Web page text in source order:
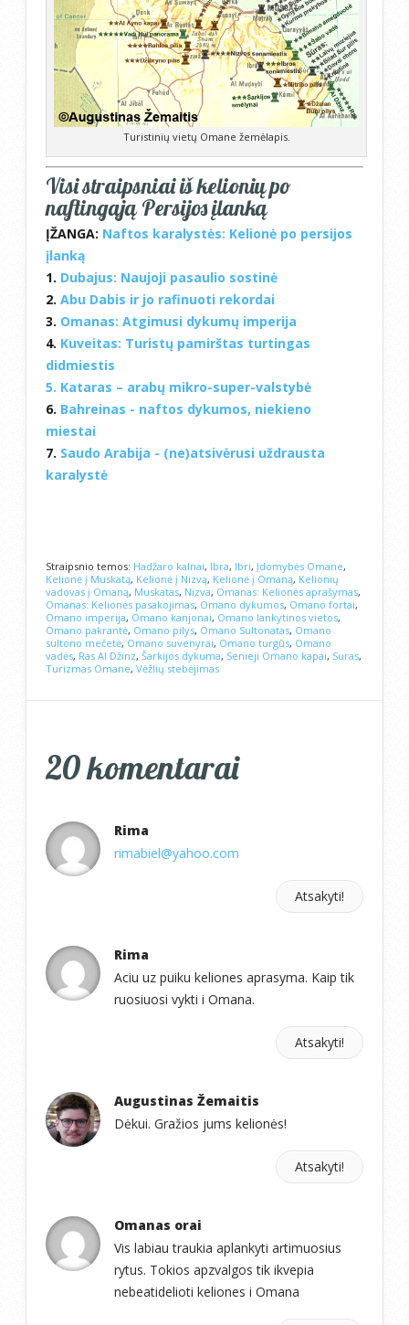
Turistinių vietų Omane žemėlapis.
Visi straipsniai iš kelionių po
naftingąją Persijos įlanką
ĮŽANGA: Naftos karalystės: Kelionė po persijos
įlanką
1. Dubajus: Naujoji pasaulio sostinė
2. Abu Dabis ir jo rafinuoti rekordai
3. Omanas: Atgimusi dykumų imperija
4. Kuveitas: Turistų pamirštas turtingas
didmiestis
5. Kataras – arabų mikro-super-valstybė
6. Bahreinas - naftos dykumos, niekieno
miestai
7. Saudo Arabija - (ne)atsivėrusi uždrausta
karalystė
Straipsnio temos: Hadžaro kalnai, Ibra, Ibri, Įdomybės Omane,
Kelionė į Muskatą, Kelionė į Nizvą, Kelionė į Omaną, Kelionių
vadovas į Omaną, Muskatas, Nizva, Omanas: Kelionės aprašymas,
Omanas: Kelionės pasakojimas, Omano dykumos, Omano fortai,
Omano imperija, Omano kanjonai, Omano lankytinos vietos,
Omano pakrantė, Omano pilys, Omano Sultonatas, Omano
sultono mečetė, Omano suvenyrai, Omano turgūs, Omano
vadės, Ras Al Džinz, Šarkijos dykuma, Senieji Omano kapai, Suras,
Turizmas Omane, Vėžlių stebėjimas
20 komentarai
Rima
rimabiel@yahoo.com
Atsakyti!
Rima
Aciu uz puiku keliones aprasyma. Kaip tik
ruosiuosi vykti i Omana.
Atsakyti!
Augustinas Žemaitis
Dėkui. Gražios jums kelionės!
Atsakyti!
Omanas orai
Vis labiau traukia aplankyti artimuosius
rytus. Tokios apzvalgos tik ikvepia
nebeatidelioti keliones i Omana